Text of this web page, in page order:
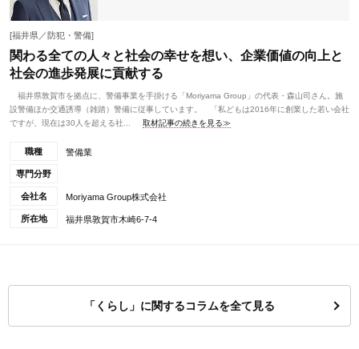
[福井県／防犯・警備]
関わる全ての人々と社会の幸せを想い、企業価値の向上と
社会の進歩発展に貢献する
福井県敦賀市を拠点に、警備事業を手掛ける「Moriyama Group」の代表・森山司さん。施
設警備ほか交通誘導（雑踏）警備に従事しています。 「私どもは2016年に創業した若い会社
ですが、現在は30人を超える社...
取材記事の続きを見る≫
職種 警備業
専門分野
会社名 Moriyama Group株式会社
所在地 福井県敦賀市木崎6-7-4
「くらし」に関するコラムを全て見る